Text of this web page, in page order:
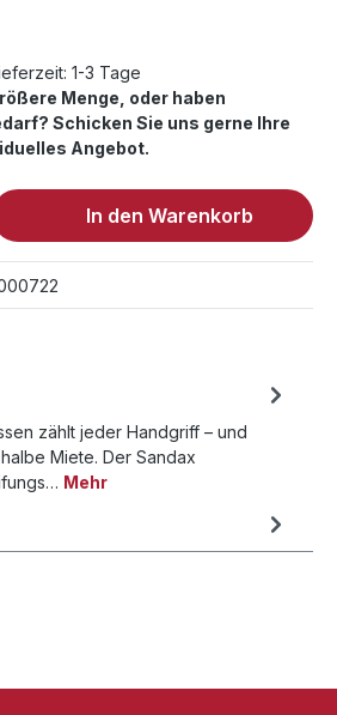
von 5 von 5 Sternen
1-3 Tage
Menge, oder haben
Schicken Sie uns gerne Ihre
Angebot.
Gib den
In den Warenkorb
zählt jeder Handgriff – und
Miete. Der Sandax
Mehr